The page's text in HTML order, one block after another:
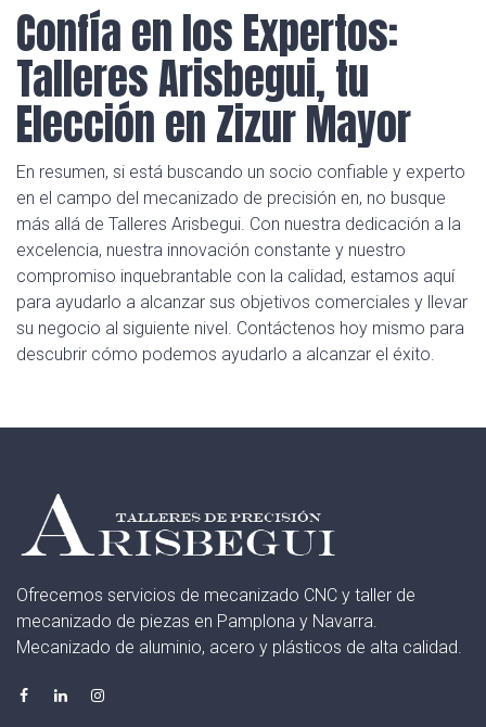
Confía en los Expertos:
Talleres Arisbegui, tu
Elección en Zizur Mayor
En resumen, si está buscando un socio confiable y experto
en el campo del mecanizado de precisión en, no busque
más allá de Talleres Arisbegui. Con nuestra dedicación a la
excelencia, nuestra innovación constante y nuestro
compromiso inquebrantable con la calidad, estamos aquí
para ayudarlo a alcanzar sus objetivos comerciales y llevar
su negocio al siguiente nivel. Contáctenos hoy mismo para
descubrir cómo podemos ayudarlo a alcanzar el éxito.
Ofrecemos servicios de mecanizado CNC y taller de
mecanizado de piezas en Pamplona y Navarra.
Mecanizado de aluminio, acero y plásticos de alta calidad.